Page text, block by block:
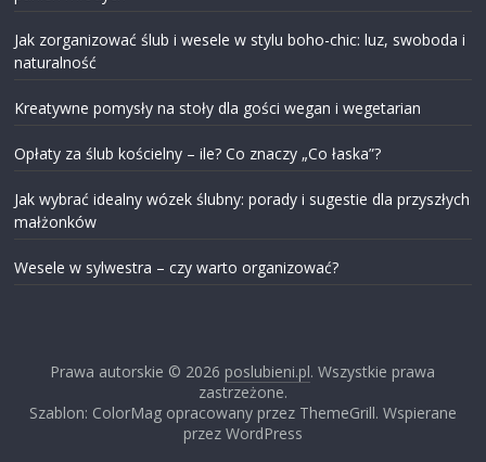
Jak zorganizować ślub i wesele w stylu boho-chic: luz, swoboda i
naturalność
Kreatywne pomysły na stoły dla gości wegan i wegetarian
Opłaty za ślub kościelny – ile? Co znaczy „Co łaska”?
Jak wybrać idealny wózek ślubny: porady i sugestie dla przyszłych
małżonków
Wesele w sylwestra – czy warto organizować?
Prawa autorskie © 2026 poslubieni.pl. Wszystkie prawa
zastrzeżone.
Szablon: ColorMag opracowany przez ThemeGrill. Wspierane
przez WordPress